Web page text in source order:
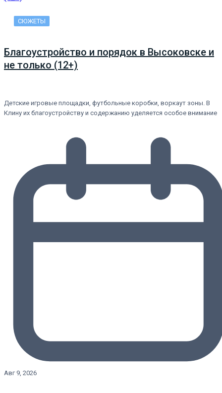
СЮЖЕТЫ
Благоустройство и порядок в Высоковске и
не только (12+)
Детские игровые площадки, футбольные коробки, воркаут зоны. В
Клину их благоустройству и содержанию уделяется особое внимание
Авг 9, 2026